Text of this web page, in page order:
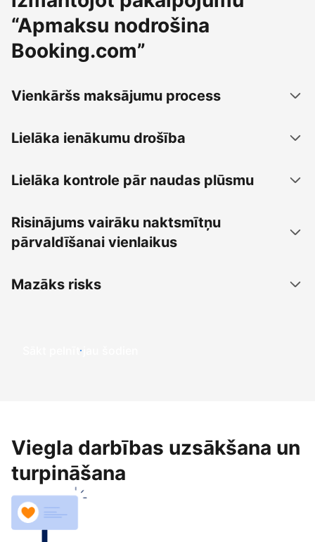
“Apmaksu nodrošina
Booking.com”
Vienkāršs maksājumu process
Lielāka ienākumu drošība
Lielāka kontrole pār naudas plūsmu
Risinājums vairāku naktsmītņu
pārvaldīšanai vienlaikus
Mazāks risks
Sākt pelnīt jau šodien
Viegla darbības uzsākšana un
turpināšana